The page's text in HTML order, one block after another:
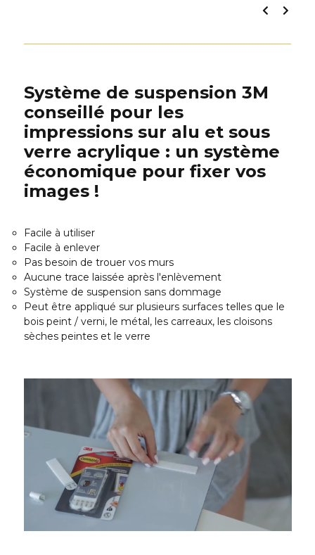
Système de suspension 3M
conseillé pour les
impressions sur alu et sous
verre acrylique : un système
économique pour fixer vos
images !
Facile à utiliser
Facile à enlever
Pas besoin de trouer vos murs
Aucune trace laissée après l'enlèvement
Système de suspension sans dommage
Peut être appliqué sur plusieurs surfaces telles que le
bois peint / verni, le métal, les carreaux, les cloisons
sèches peintes et le verre